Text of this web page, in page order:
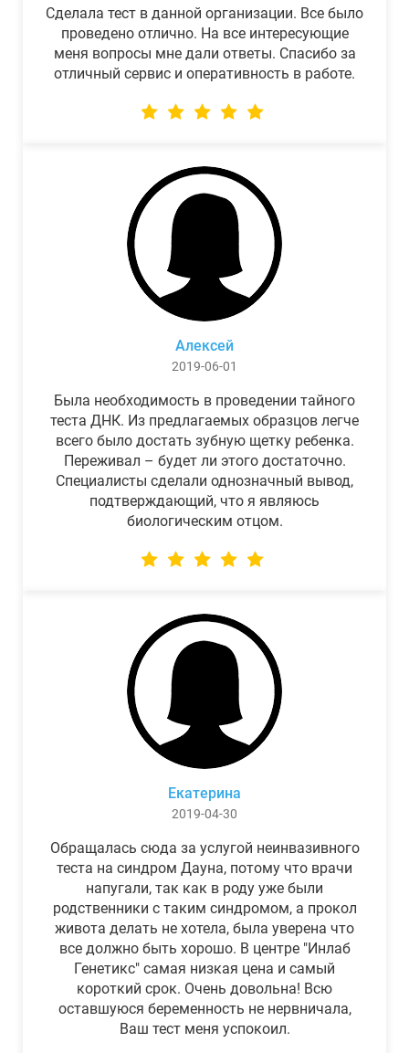
Сделала тест в данной организации. Все было
проведено отлично. На все интересующие
меня вопросы мне дали ответы. Спасибо за
отличный сервис и оперативность в работе.
Алексей
2019-06-01
Была необходимость в проведении тайного
теста ДНК. Из предлагаемых образцов легче
всего было достать зубную щетку ребенка.
Переживал – будет ли этого достаточно.
Специалисты сделали однозначный вывод,
подтверждающий, что я являюсь
биологическим отцом.
Екатерина
2019-04-30
Обращалась сюда за услугой неинвазивного
теста на синдром Дауна, потому что врачи
напугали, так как в роду уже были
родственники с таким синдромом, а прокол
живота делать не хотела, была уверена что
все должно быть хорошо. В центре "Инлаб
Генетикс" самая низкая цена и самый
короткий срок. Очень довольна! Всю
оставшуюся беременность не нервничала,
Ваш тест меня успокоил.